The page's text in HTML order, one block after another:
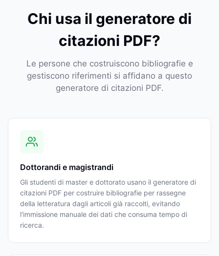
Chi usa il generatore di
citazioni PDF?
Le persone che costruiscono bibliografie e
gestiscono riferimenti si affidano a questo
generatore di citazioni PDF.
Dottorandi e magistrandi
Gli studenti di master e dottorato usano il generatore di
citazioni PDF per costruire bibliografie per rassegne
della letteratura dagli articoli già raccolti, evitando
l'immissione manuale dei dati che consuma tempo di
ricerca.